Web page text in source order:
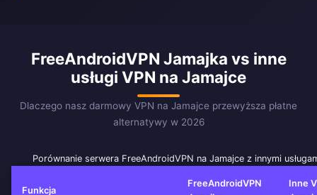
FreeAndroidVPN Jamajka vs inne
usługi VPN na Jamajce
Dlaczego nasz darmowy VPN na Jamajce przewyższa płatne
alternatywy w 2026
Porównanie serwera FreeAndroidVPN na Jamajce z innymi
Funkcja
FreeAndroidVPN
Inne